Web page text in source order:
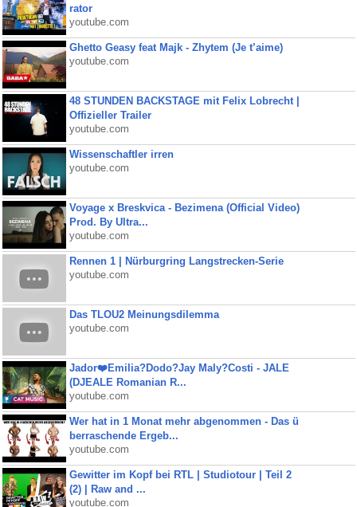
rator
youtube.com
Ghetto Geasy feat Majk - Zhytem (Je t’aime)
youtube.com
48 STUNDEN BACKSTAGE mit Felix Lobrecht |
Offizieller Trailer
youtube.com
Wissenschaftler irren
youtube.com
Voyage x Breskvica - Bezimena (Official Video)
Prod. By Ultra...
youtube.com
Rennen 1 | Nürburgring Langstrecken-Serie
youtube.com
Das TLOU2 Meinungsdilemma
youtube.com
Jador❤️Emilia?Dodo?Jay Maly?Costi - JALE
(DJEALE Romanian R...
youtube.com
Wer hat in 1 Monat mehr abgenommen - Das ü
berraschende Ergeb...
youtube.com
Gewitter im Kopf bei RTL | Studiotour | Teil 2
(2) | Raw and ...
youtube.com